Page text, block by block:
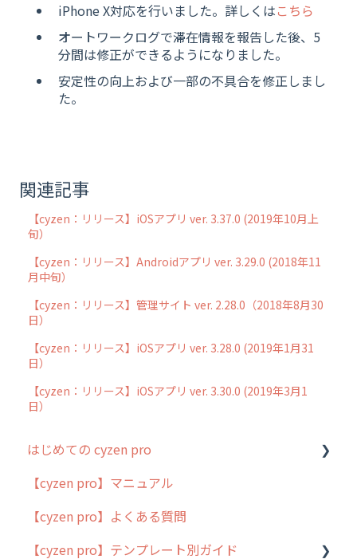
iPhone X対応を行いました。詳しくはこちら
オートワークログで滞在情報を報告した後、5
分間は修正ができるようになりました。
安定性の向上および一部の不具合を修正しまし
た。
関連記事
【cyzen：リリース】iOSアプリ ver. 3.37.0 (2019年10月上
旬）
【cyzen：リリース】Androidアプリ ver. 3.29.0 (2018年11
月中旬）
【cyzen：リリース】管理サイト ver. 2.28.0（2018年8月30
日）
【cyzen：リリース】iOSアプリ ver. 3.28.0 (2019年1月31
日）
【cyzen：リリース】iOSアプリ ver. 3.30.0 (2019年3月1
日）
はじめての cyzen pro
cyzen pro とは？
簡易マニュアル
cyzen proの位置情報取得について
【cyzen pro】マニュアル
【cyzen pro】よくある質問
【cyzen pro】テンプレート別ガイド